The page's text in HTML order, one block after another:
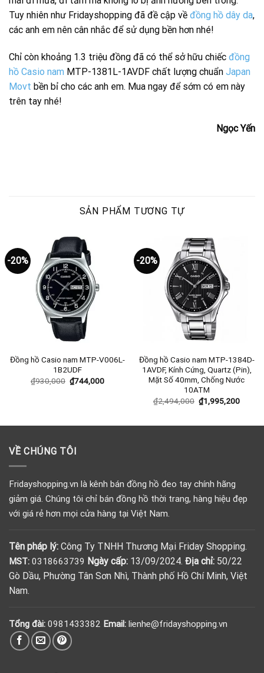
Tuy nhiên như Fridayshopping đã đề cập về đồng hồ dây da,
các anh em nên cân nhắc để sử dụng bền hơn nhé!
Chỉ còn khoảng 1.3 triệu đồng đã có thể sở hữu chiếc đồng
hồ Casio nam MTP-1381L-1AVDF chất lượng chuẩn Japan
Movt bền bỉ cho các anh em. Mua ngay để sớm có em này
trên tay nhé!
Ngọc Yến
SẢN PHẨM TƯƠNG TỰ
-20%
Đồng hồ Casio nam MTP-V006L-
1B2UDF
₫930,000 ₫744,000
-20%
Đồng hồ Casio nam MTP-1384D-
1AVDF, Kính Cứng, Quartz (Pin),
Mặt Số 40mm, Chống Nước
10ATM
₫2,494,000 ₫1,995,200
VỀ CHÚNG TÔI
Fridayshopping.vn là kênh bán đồng hồ đeo tay chính hãng
giảm giá. Chúng tôi chỉ bán đồng hồ thời trang, hàng hiệu đẹp
với giá rẻ hơn mọi cửa hàng tại Việt Nam.
Tên pháp lý: Công Ty TNHH Thương Mại Friday Shopping.
MST: 0318663739 Ngày cấp: 13/09/2024. Địa chỉ: 50/22
Gò Dầu, Phường Tân Sơn Nhì, Thành phố Hồ Chí Minh, Việt
Nam.
Tổng đài: 0981433382 Email: lienhe@fridayshopping.vn